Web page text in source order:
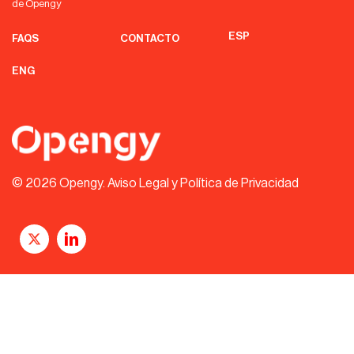
de Opengy
FAQS CONTACTO ESP
ENG
© 2026 Opengy. Aviso Legal y Política de Privacidad